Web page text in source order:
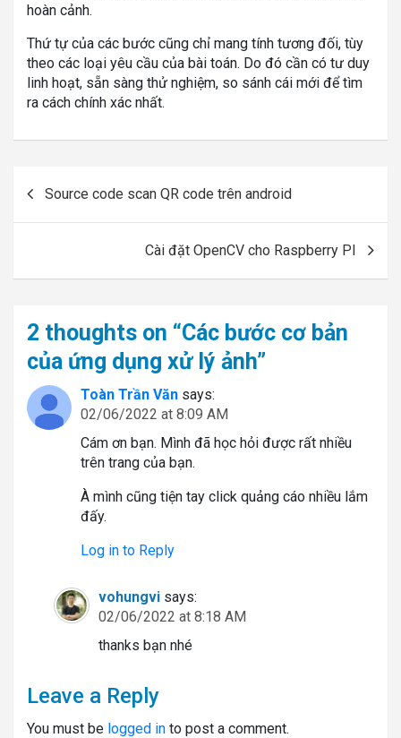
hoàn cảnh.
Thứ tự của các bước cũng chỉ mang tính tương đối, tùy
theo các loại yêu cầu của bài toán. Do đó cần có tư duy
linh hoạt, sẵn sàng thử nghiệm, so sánh cái mới để tìm
ra cách chính xác nhất.
Source code scan QR code trên android
Cài đặt OpenCV cho Raspberry PI
2 thoughts on “Các bước cơ bản
của ứng dụng xử lý ảnh”
Toàn Trần Văn says:
02/06/2022 at 8:09 AM
Cám ơn bạn. Mình đã học hỏi được rất nhiều
trên trang của bạn.
À mình cũng tiện tay click quảng cáo nhiều lắm
đấy.
Log in to Reply
vohungvi says:
02/06/2022 at 8:18 AM
thanks bạn nhé
Leave a Reply
You must be logged in to post a comment.